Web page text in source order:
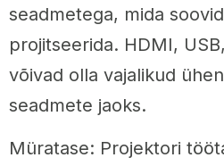
seadmetega, mida
projitseerida. HDMI,
võivad olla vajalikud
seadmete jaoks.
Müratase: Projektori